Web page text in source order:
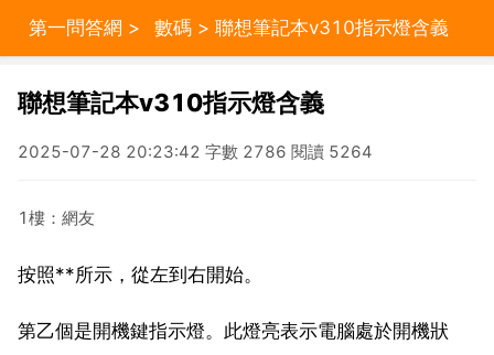
第一問答網 > 數碼 > 聯想筆記本v310指示燈含義
聯想筆記本v310指示燈含義
2025-07-28 20:23:42 字數 2786 閱讀 5264
1樓：網友
按照**所示，從左到右開始。
第乙個是開機鍵指示燈。此燈亮表示電腦處於開機狀